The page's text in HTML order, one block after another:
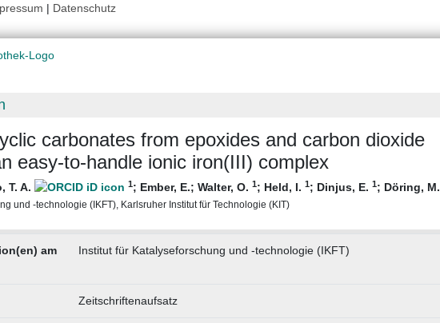
| Datenschutz
carbonates from epoxides and carbon dioxide
easy-to-handle ionic iron(III) complex
T. A. 1; Ember, E.; Walter, O. 1; Held, I. 1; Dinjus, E. 1; Döring, M.
und -technologie (IKFT), Karlsruher Institut für Technologie (KIT)
am
Institut für Katalyseforschung und -technologie (IKFT)
Zeitschriftenaufsatz